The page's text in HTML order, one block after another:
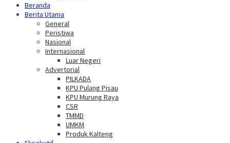
Beranda
Berita Utama
General
Peristiwa
Nasional
Internasional
Luar Negeri
Advertorial
PILKADA
KPU Pulang Pisau
KPU Murung Raya
CSR
TMMD
UMKM
Produk Kalteng